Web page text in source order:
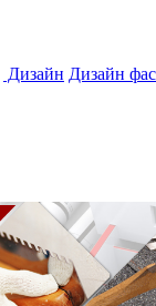
Дизайн Дизайн